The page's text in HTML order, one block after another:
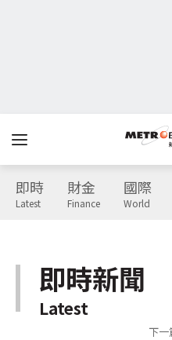
即時
Latest
財金
Finance
國際
World
即時新聞
Latest
下一